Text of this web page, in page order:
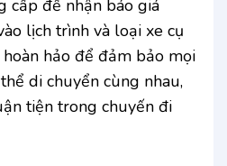
cấp để nhận báo giá
lịch trình và loại xe cụ
hảo để đảm bảo mọi
di chuyển cùng nhau,
tiện trong chuyến đi